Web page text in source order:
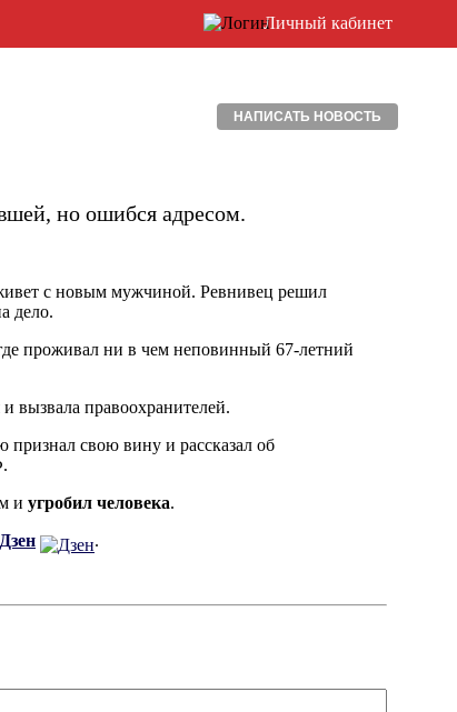
Личный кабинет
НАПИСАТЬ НОВОСТЬ
но ошибся адресом.
с новым мужчиной. Ревнивец решил
дело.
проживал ни в чем неповинный 67-летний
вызвала правоохранителей.
свою вину и рассказал об
и угробил человека.
Дзен .